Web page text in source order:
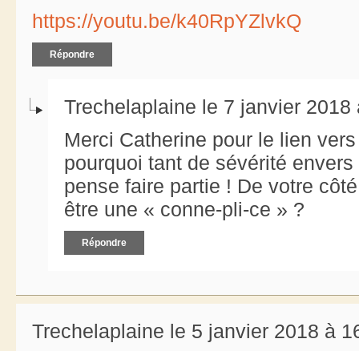
https://youtu.be/k40RpYZlvkQ
Répondre
Trechelaplaine le 7 janvier 2018
Merci Catherine pour le lien
pourquoi tant de sévérité
pense faire partie ! De votre
être une « conne-pli-ce » ?
Répondre
Trechelaplaine le 5 janvier 2018 à